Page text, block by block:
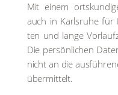
Mit einem
auch in Karls­ru­he für
ten und lan­ge
Die per­sön­li­chen
nicht an die
über­mit­telt.